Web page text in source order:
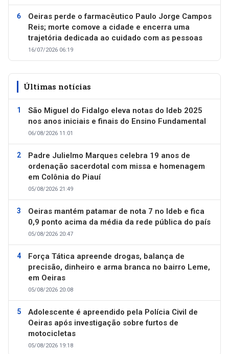
Oeiras perde o farmacêutico Paulo Jorge Campos
Reis; morte comove a cidade e encerra uma
trajetória dedicada ao cuidado com as pessoas
16/07/2026 06:19
Últimas notícias
São Miguel do Fidalgo eleva notas do Ideb 2025
nos anos iniciais e finais do Ensino Fundamental
06/08/2026 11:01
Padre Julielmo Marques celebra 19 anos de
ordenação sacerdotal com missa e homenagem
em Colônia do Piauí
05/08/2026 21:49
Oeiras mantém patamar de nota 7 no Ideb e fica
0,9 ponto acima da média da rede pública do país
05/08/2026 20:47
Força Tática apreende drogas, balança de
precisão, dinheiro e arma branca no bairro Leme,
em Oeiras
05/08/2026 20:08
Adolescente é apreendido pela Polícia Civil de
Oeiras após investigação sobre furtos de
motocicletas
05/08/2026 19:18